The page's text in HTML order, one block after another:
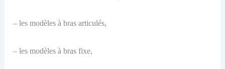
– les modèles à bras articulés,
– les modèles à bras fixe,